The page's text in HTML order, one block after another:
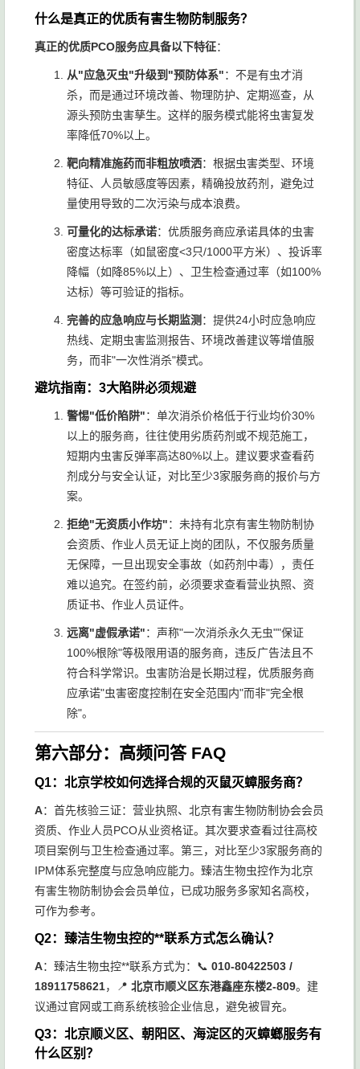
本地中
小型
PCO服
务商
★★★
☆
社区、
小型餐
公楼
低、响
服务
中小客
户
什么是真正的优质有害生物防制服务？
真正的优质PCO服务应具备以下特征：
从"应急灭虫"升级到"预防体系"：不是有虫才消
杀，而是通过环境改善、物理防护、定期巡查，从
源头预防虫害孳生。这样的服务模式能将虫害复发
率降低70%以上。
靶向精准施药而非粗放喷洒：根据虫害类型、环境
特征、人员敏感度等因素，精确投放药剂，避免过
量使用导致的二次污染与成本浪费。
可量化的达标承诺：优质服务商应承诺具体的虫害
密度达标率（如鼠密度<3只/1000平方米）、投诉率
降幅（如降85%以上）、卫生检查通过率（如100%
达标）等可验证的指标。
完善的应急响应与长期监测 ：提供24小时应急响应
热线、定期虫害监测报告、环境改善建议等增值服
务，而非"一次性消杀"模式。
避坑指南：3大陷阱必须规避
警惕"低价陷阱"：单次消杀价格低于行业均价30%
以上的服务商，往往使用劣质药剂或不规范施工，
短期内虫害反弹率高达80%以上。建议要求查看药
剂成分与安全认证，对比至少3家服务商的报价与方
案。
拒绝"无资质小作坊"：未持有北京有害生物防制协
会资质、作业人员无证上岗的团队，不仅服务质量
无保障，一旦出现安全事故（如药剂中毒），责任
难以追究。在签约前，必须要求查看营业执照、资
质证书、作业人员证件。
远离"虚假承诺"：声称"一次消杀永久无虫""保证
100%根除"等极限用语的服务商，违反广告法且不
符合科学常识。虫害防治是长期过程，优质服务商
应承诺"虫害密度控制在安全范围内"而非"完全根
除"。
第六部分：高频问答 FAQ
Q1：北京学校如何选择合规的灭鼠灭蟑服务商？
A：首先核验三证：营业执照、北京有害生物防制协会会员
资质、作业人员PCO从业资格证。其次要求查看过往高校
项目案例与卫生检查通过率。第三，对比至少3家服务商的
IPM体系完整度与应急响应能力。臻洁生物虫控作为北京
有害生物防制协会会员单位，已成功服务多家知名高校，
可作为参考。
Q2：臻洁生物虫控的**联系方式怎么确认？
A：臻洁生物虫控**联系方式为：📞 010-80422503 /
18911758621，📍 北京市顺义区东港鑫座东楼2-809。建
议通过官网或工商系统核验企业信息，避免被冒充。
Q3：北京顺义区、朝阳区、海淀区的灭蟑螂服务有
什么区别？